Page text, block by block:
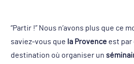
“Partir !” Nous n’avons plus que ce
saviez-vous que la Provence est par
destination où organiser un